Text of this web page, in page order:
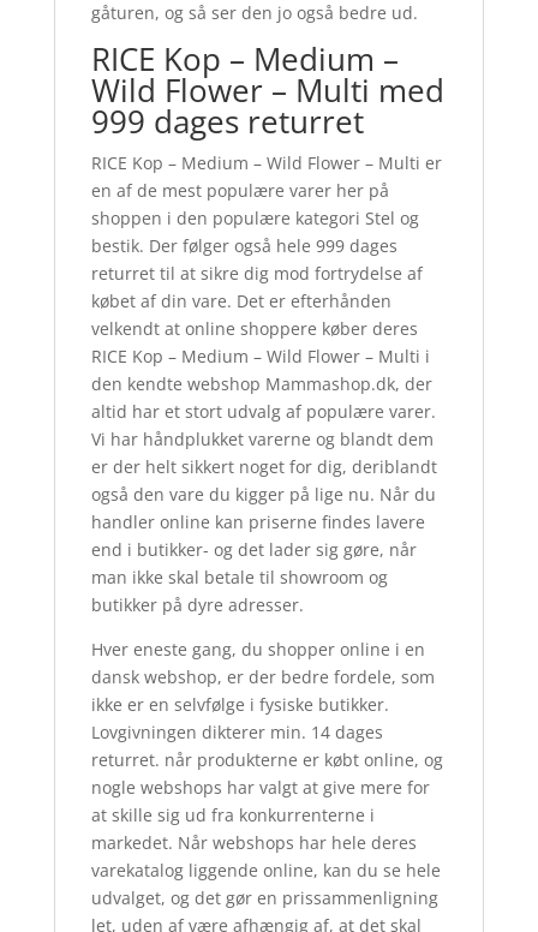
gåturen, og så ser den jo også bedre ud.
RICE Kop – Medium –
Wild Flower – Multi med
999 dages returret
RICE Kop – Medium – Wild Flower – Multi er
en af de mest populære varer her på
shoppen i den populære kategori Stel og
bestik. Der følger også hele 999 dages
returret til at sikre dig mod fortrydelse af
købet af din vare. Det er efterhånden
velkendt at online shoppere køber deres
RICE Kop – Medium – Wild Flower – Multi i
den kendte webshop Mammashop.dk, der
altid har et stort udvalg af populære varer.
Vi har håndplukket varerne og blandt dem
er der helt sikkert noget for dig, deriblandt
også den vare du kigger på lige nu. Når du
handler online kan priserne findes lavere
end i butikker- og det lader sig gøre, når
man ikke skal betale til showroom og
butikker på dyre adresser.
Hver eneste gang, du shopper online i en
dansk webshop, er der bedre fordele, som
ikke er en selvfølge i fysiske butikker.
Lovgivningen dikterer min. 14 dages
returret. når produkterne er købt online, og
nogle webshops har valgt at give mere for
at skille sig ud fra konkurrenterne i
markedet. Når webshops har hele deres
varekatalog liggende online, kan du se hele
udvalget, og det gør en prissammenligning
let, uden af være afhængig af, at det skal